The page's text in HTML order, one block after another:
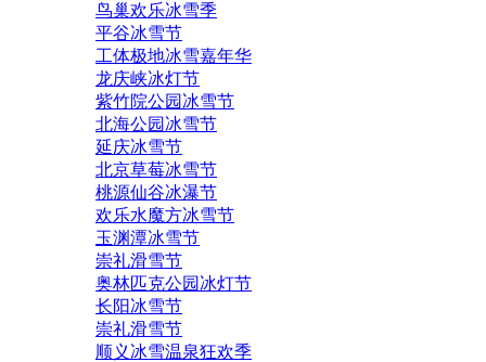
鸟巢欢乐冰雪季
平谷冰雪节
工体极地冰雪嘉年华
龙庆峡冰灯节
紫竹院公园冰雪节
北海公园冰雪节
延庆冰雪节
北京草莓冰雪节
桃源仙谷冰瀑节
欢乐水魔方冰雪节
玉渊潭冰雪节
崇礼滑雪节
奥林匹克公园冰灯节
长阳冰雪节
崇礼滑雪节
顺义冰雪温泉狂欢季